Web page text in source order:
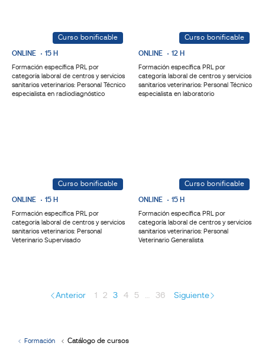
Curso bonificable
ONLINE 15 H
Formación específica PRL por
categoría laboral de centros y servicios
sanitarios veterinarios: Personal Técnico
especialista en radiodiagnóstico
Curso bonificable
ONLINE 12 H
Formación específica PRL por
categoría laboral de centros y servicios
sanitarios veterinarios: Personal Técnico
especialista en laboratorio
Curso bonificable
ONLINE 15 H
Formación específica PRL por
categoría laboral de centros y servicios
sanitarios veterinarios: Personal
Veterinario Supervisado
Curso bonificable
ONLINE 15 H
Formación específica PRL por
categoría laboral de centros y servicios
sanitarios veterinarios: Personal
Veterinario Generalista
Anterior 1 2 3 4 5 … 36 Siguiente
Formación Catálogo de cursos